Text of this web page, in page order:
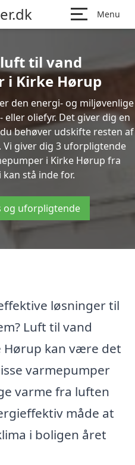
Menu
til vand
i Kirke Hørup
den energi- og miljøvenlige
oliefyr. Det giver dig en
behøver udskifte resten af
giver dig 3 uforpligtende
i Kirke Hørup fra
stå inde for.
og uforpligtende
løsninger til
Luft til vand
Hørup kan være det
varmepumper
varme fra luften
måde at
i boligen året